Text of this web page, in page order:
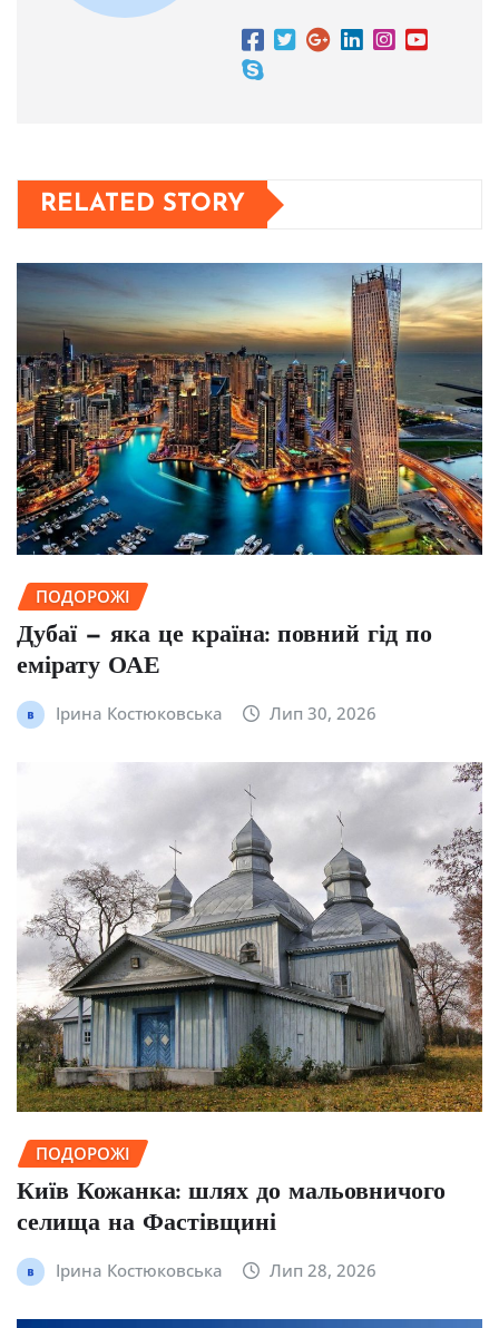
RELATED STORY
ПОДОРОЖІ
Дубаї — яка це країна: повний гід по
емірату ОАЕ
Ірина Костюковська Лип 30, 2026
ПОДОРОЖІ
Київ Кожанка: шлях до мальовничого
селища на Фастівщині
Ірина Костюковська Лип 28, 2026